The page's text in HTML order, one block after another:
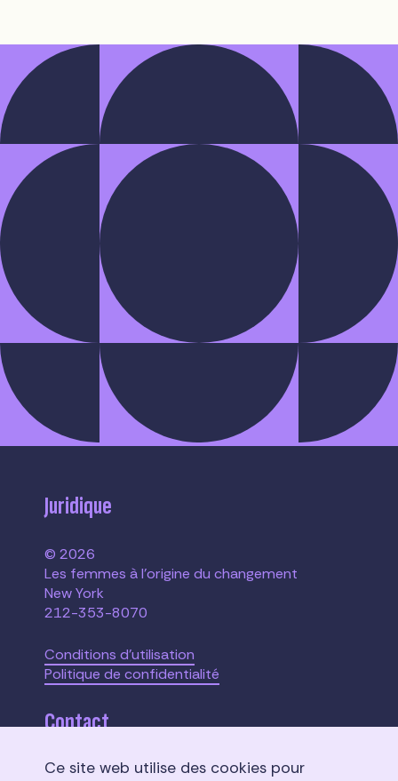
Juridique
© 2026
Les femmes à l'origine du changement
New York
212-353-8070
Conditions d'utilisation
Politique de confidentialité
Contact
110 W. 40th Street,
Ce site web utilise des cookies pour